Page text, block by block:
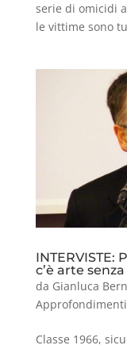
serie di omicidi
le vittime sono
INTERVISTE:
c’è arte
da Gianluca
Approfondimenti
Classe 1966,